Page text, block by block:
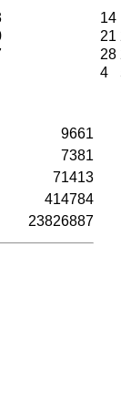
14
21
28
4
9661
7381
71413
414784
23826887